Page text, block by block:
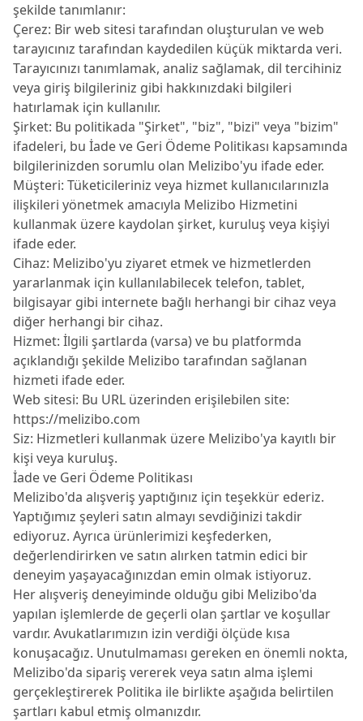
şekilde tanımlanır:
Çerez: Bir web sitesi tarafından oluşturulan ve web
tarayıcınız tarafından kaydedilen küçük miktarda veri.
Tarayıcınızı tanımlamak, analiz sağlamak, dil tercihiniz
veya giriş bilgileriniz gibi hakkınızdaki bilgileri
hatırlamak için kullanılır.
Şirket: Bu politikada "Şirket", "biz", "bizi" veya "bizim"
ifadeleri, bu İade ve Geri Ödeme Politikası kapsamında
bilgilerinizden sorumlu olan Melizibo'yu ifade eder.
Müşteri: Tüketicileriniz veya hizmet kullanıcılarınızla
ilişkileri yönetmek amacıyla Melizibo Hizmetini
kullanmak üzere kaydolan şirket, kuruluş veya kişiyi
ifade eder.
Cihaz: Melizibo'yu ziyaret etmek ve hizmetlerden
yararlanmak için kullanılabilecek telefon, tablet,
bilgisayar gibi internete bağlı herhangi bir cihaz veya
diğer herhangi bir cihaz.
Hizmet: İlgili şartlarda (varsa) ve bu platformda
açıklandığı şekilde Melizibo tarafından sağlanan
hizmeti ifade eder.
Web sitesi: Bu URL üzerinden erişilebilen site:
https://melizibo.com
Siz: Hizmetleri kullanmak üzere Melizibo'ya kayıtlı bir
kişi veya kuruluş.
İade ve Geri Ödeme Politikası
Melizibo'da alışveriş yaptığınız için teşekkür ederiz.
Yaptığımız şeyleri satın almayı sevdiğinizi takdir
ediyoruz. Ayrıca ürünlerimizi keşfederken,
değerlendirirken ve satın alırken tatmin edici bir
deneyim yaşayacağınızdan emin olmak istiyoruz.
Her alışveriş deneyiminde olduğu gibi Melizibo'da
yapılan işlemlerde de geçerli olan şartlar ve koşullar
vardır. Avukatlarımızın izin verdiği ölçüde kısa
konuşacağız. Unutulmaması gereken en önemli nokta,
Melizibo'da sipariş vererek veya satın alma işlemi
gerçekleştirerek Politika ile birlikte aşağıda belirtilen
şartları kabul etmiş olmanızdır.